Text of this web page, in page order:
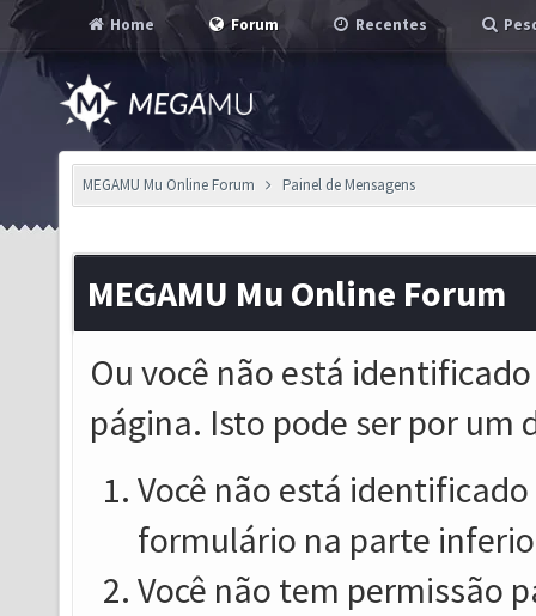
Home Forum Recentes
MEGAMU Mu Online Forum Painel de Mensagens
MEGAMU Mu Online Forum
Ou você não está
página. Isto pode ser por um
Você não está
formulário na parte
Você não tem permissão